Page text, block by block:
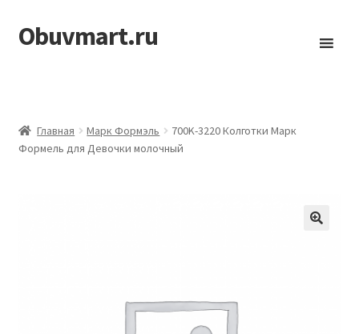
Перейти
к
Перейти
к
Obuvmart.ru
Главная Марк Формэль
700K-3220 Колготки Марк
Формель для Девочки молочный